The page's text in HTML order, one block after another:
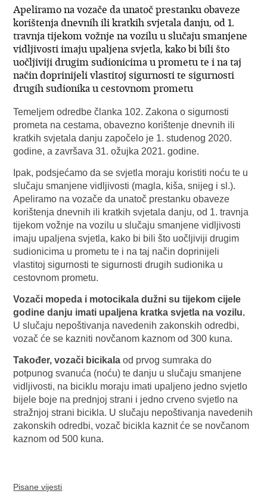
Apeliramo na vozače da unatoč prestanku obaveze
korištenja dnevnih ili kratkih svjetala danju, od 1.
travnja tijekom vožnje na vozilu u slučaju smanjene
vidljivosti imaju upaljena svjetla, kako bi bili što
uočljiviji drugim sudionicima u prometu te i na taj
način doprinijeli vlastitoj sigurnosti te sigurnosti
drugih sudionika u cestovnom prometu
Temeljem odredbe članka 102. Zakona o sigurnosti
prometa na cestama, obavezno korištenje dnevnih ili
kratkih svjetala danju započelo je 1. studenog 2020.
godine, a završava 31. ožujka 2021. godine.
Ipak, podsjećamo da se svjetla moraju koristiti noću te u
slučaju smanjene vidljivosti (magla, kiša, snijeg i sl.).
Apeliramo na vozače da unatoč prestanku obaveze
korištenja dnevnih ili kratkih svjetala danju, od 1. travnja
tijekom vožnje na vozilu u slučaju smanjene vidljivosti
imaju upaljena svjetla, kako bi bili što uočljiviji drugim
sudionicima u prometu te i na taj način doprinijeli
vlastitoj sigurnosti te sigurnosti drugih sudionika u
cestovnom prometu.
Vozači mopeda i motocikala dužni su tijekom cijele
godine danju imati upaljena kratka svjetla na vozilu.
U slučaju nepoštivanja navedenih zakonskih odredbi,
vozač će se kazniti novčanom kaznom od 300 kuna.
Također, vozači bicikalaod prvog sumraka do
potpunog svanuća (noću) te danju u slučaju smanjene
vidljivosti, na biciklu moraju imati upaljeno jedno svjetlo
bijele boje na prednjoj strani i jedno crveno svjetlo na
stražnjoj strani bicikla. U slučaju nepoštivanja navedenih
zakonskih odredbi, vozač bicikla kaznit će se novčanom
kaznom od 500 kuna.
Pisane vijesti